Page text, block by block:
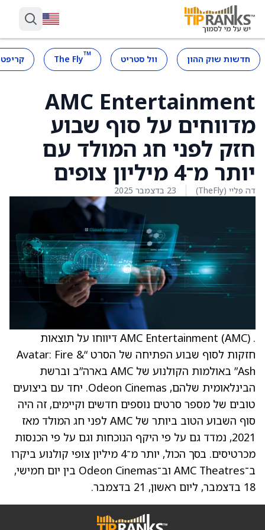
חדשות שוק ההון וול סטריט ™
The Fly
AMC Entertainment
מדווחים על סוף שבוע
חזק לפני חג המולד עם
יותר מ־4 מיליון צופים
דה פליי (TheFly) 23 בדצמבר 2025
. AMC Entertainment (AMC) דיווחו על תוצאות
חזקות לסוף שבוע הפתיחה של הסרט “Avatar: Fire &
Ash” באולמות הקולנוע של AMC בארה”ב וברשת
הבינלאומית שלהם, Odeon Cinemas. יחד עם ביצועים
טובים של מספר סרטים נוספים חדשים וקיימים, זה היה
סוף השבוע הטוב ביותר של AMC לפני חג המולד מאז
2021, נמדד גם על פי היקף הנוכחות וגם על פי הכנסות
מכרטיסים. בסך הכול, יותר מ־4 מיליון צופי קולנוע ביקרו
ב־AMC Theatres וב־Odeon Cinemas בין יום חמישי,
18 בדצמבר, ליום ראשון, 21 בדצמבר.